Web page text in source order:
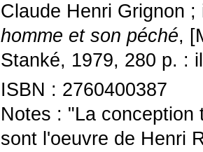
Claude Henri Grignon
homme et son péché,
Stanké, 1979, 280 p. :
ISBN : 2760400387
Notes : "La conception
sont l'oeuvre de Henri